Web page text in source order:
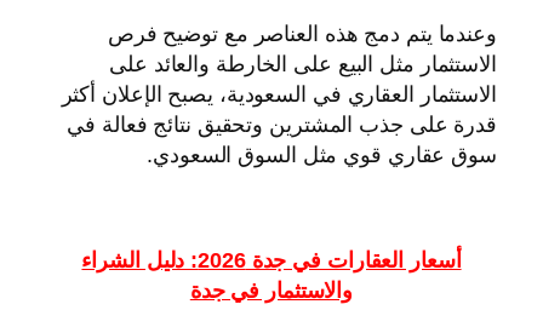
وعندما يتم دمج هذه العناصر مع توضيح فرص
الاستثمار مثل البيع على الخارطة والعائد على
الاستثمار العقاري في السعودية، يصبح الإعلان أكثر
قدرة على جذب المشترين وتحقيق نتائج فعالة في
سوق عقاري قوي مثل السوق السعودي.
أسعار العقارات في جدة 2026: دليل الشراء
والاستثمار في جدة